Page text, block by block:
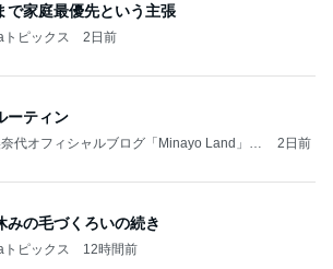
で家庭最優先という主張
ピックス 2日前
ーティン
代オフィシャルブログ「Minayo Land」P
2日前
みの毛づくろいの続き
ピックス 12時間前